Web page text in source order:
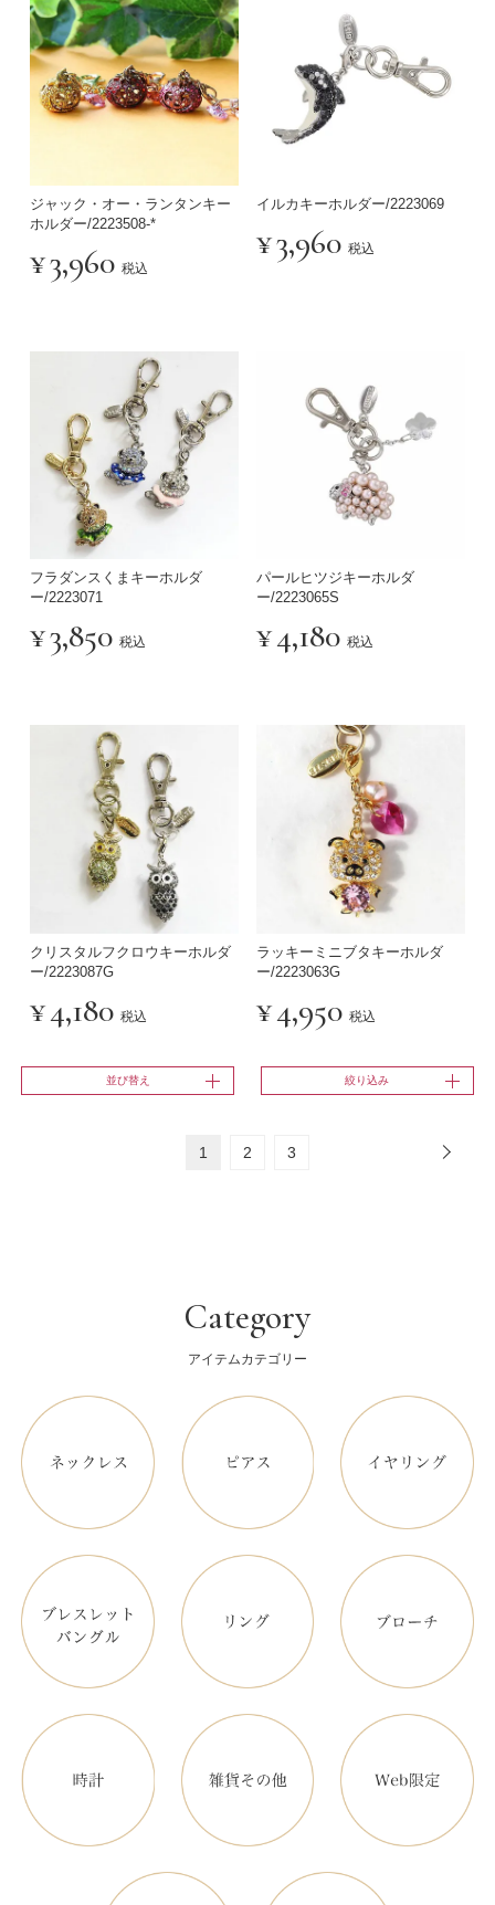
ジャック・オー・ランタンキー
ホルダー/2223508-*
¥3,960 税込
イルカキーホルダー/2223069
¥3,960 税込
フラダンスくまキーホルダ
ー/2223071
¥3,850 税込
パールヒツジキーホルダ
ー/2223065S
¥4,180 税込
クリスタルフクロウキーホルダ
ー/2223087G
¥4,180 税込
ラッキーミニブタキーホルダ
ー/2223063G
¥4,950 税込
並び替え 絞り込み
1 2 3
Category
アイテムカテゴリー